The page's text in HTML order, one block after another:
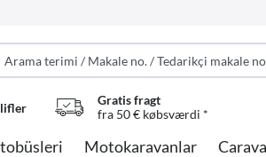
Gratis fragt
fra 50 € købsværdi *
Motokaravanlar